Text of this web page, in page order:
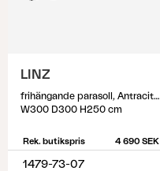
LINZ
frihängande parasoll, Antracit/Grå
W300 D300 H250 cm
Rek. butikspris 4 690 SEK
1479-73-07